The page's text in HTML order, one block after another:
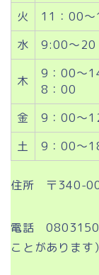
火
11：00
水
9:00～20
木
9：00～
8：00
金
9：00～
土
9：00～
住所 〒340-
電話
ことがあります）